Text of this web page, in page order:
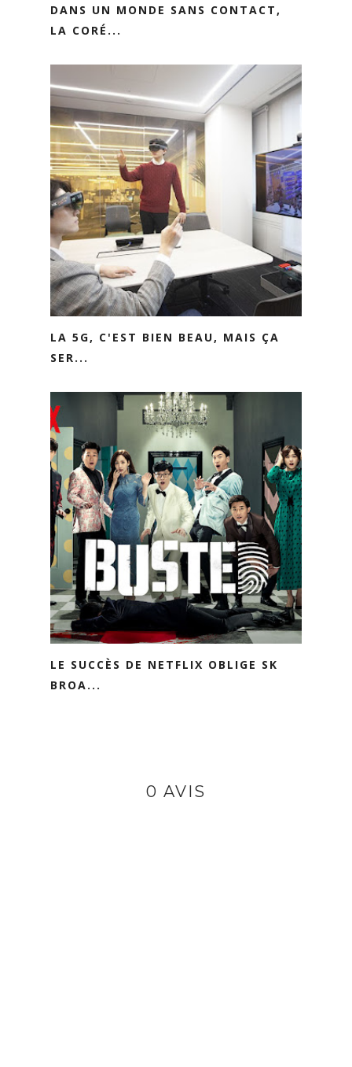
DANS UN MONDE SANS CONTACT,
LA CORÉ...
LA 5G, C'EST BIEN BEAU, MAIS ÇA
SER...
LE SUCCÈS DE NETFLIX OBLIGE SK
BROA...
0 AVIS